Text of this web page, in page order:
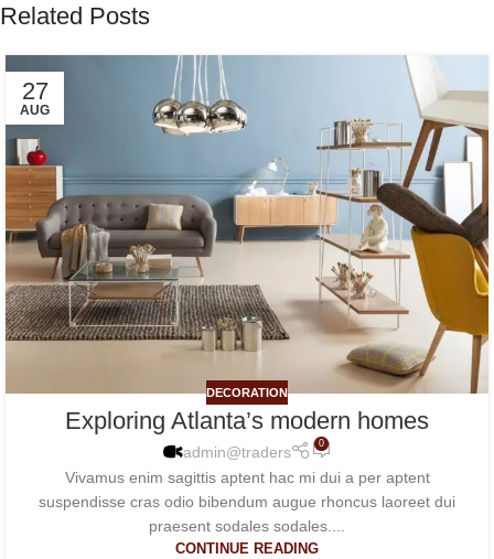
Related Posts
27
AUG
DECORATION
Exploring Atlanta’s modern homes
admin@traders 0
Vivamus enim sagittis aptent hac mi dui a per aptent
suspendisse cras odio bibendum augue rhoncus laoreet dui
praesent sodales sodales....
CONTINUE READING